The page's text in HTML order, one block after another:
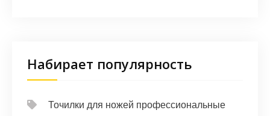
Набирает популярность
Точилки для ножей профессиональные